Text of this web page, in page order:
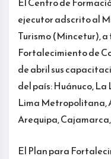
ejecutor adscrito al
Turismo (Mincetur),
Fortalecimiento de
de abril sus
del país: Huánuco,
Lima Metropolitana,
Arequipa,
El Plan para